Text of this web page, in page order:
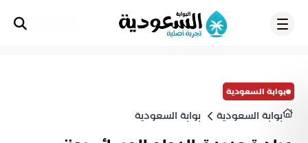
بوابة السعودية
بوابة السعودية بوابة السعودية